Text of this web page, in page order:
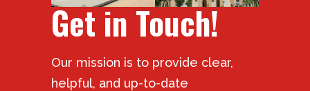
Get in Touch!
Our mission is to provide clear,
helpful, and up-to-date